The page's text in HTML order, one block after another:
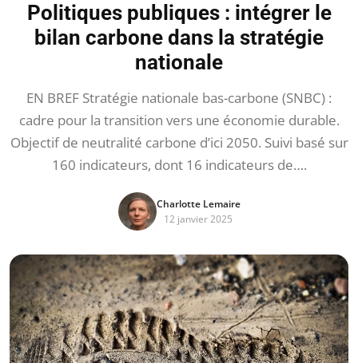
Politiques publiques : intégrer le
bilan carbone dans la stratégie
nationale
EN BREF Stratégie nationale bas-carbone (SNBC) :
cadre pour la transition vers une économie durable.
Objectif de neutralité carbone d’ici 2050. Suivi basé sur
160 indicateurs, dont 16 indicateurs de….
Charlotte Lemaire
12 janvier 2025